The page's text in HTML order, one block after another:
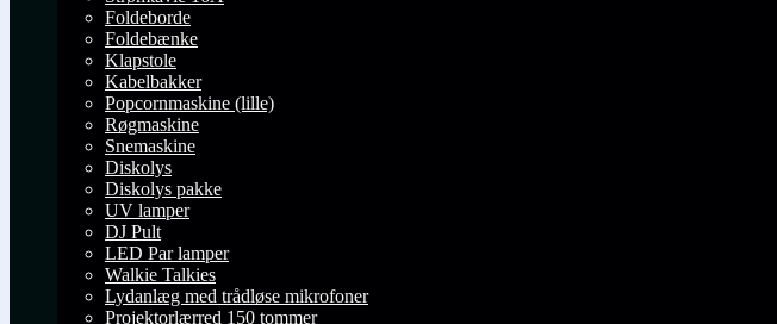
Foldeborde
Foldebænke
Klapstole
Kabelbakker
Popcornmaskine (lille)
Røgmaskine
Snemaskine
Diskolys
Diskolys pakke
UV lamper
DJ Pult
LED Par lamper
Walkie Talkies
Lydanlæg med trådløse mikrofoner
Projektorlærred 150 tommer